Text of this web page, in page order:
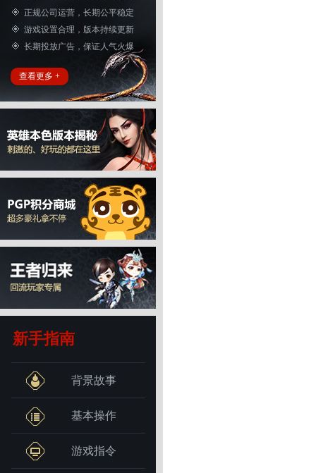
正规公司运营，长期公平稳定
游戏设置合理，版本持续更新
长期投放广告，保证人气火爆
查看更多 +
新手指南
背景故事
基本操作
游戏指令